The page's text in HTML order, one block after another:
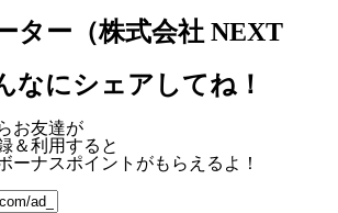
ター（株式会社 NEXT
なにシェアしてね！
お友達が
＆利用すると
ーナスポイント がもらえるよ！